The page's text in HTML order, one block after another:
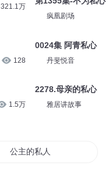
321.1万
128
1.5万
疯凰剧场
0024集 阿青私心
丹斐悦音
2278.母亲的私心
雅居讲故事
公主的私人画师